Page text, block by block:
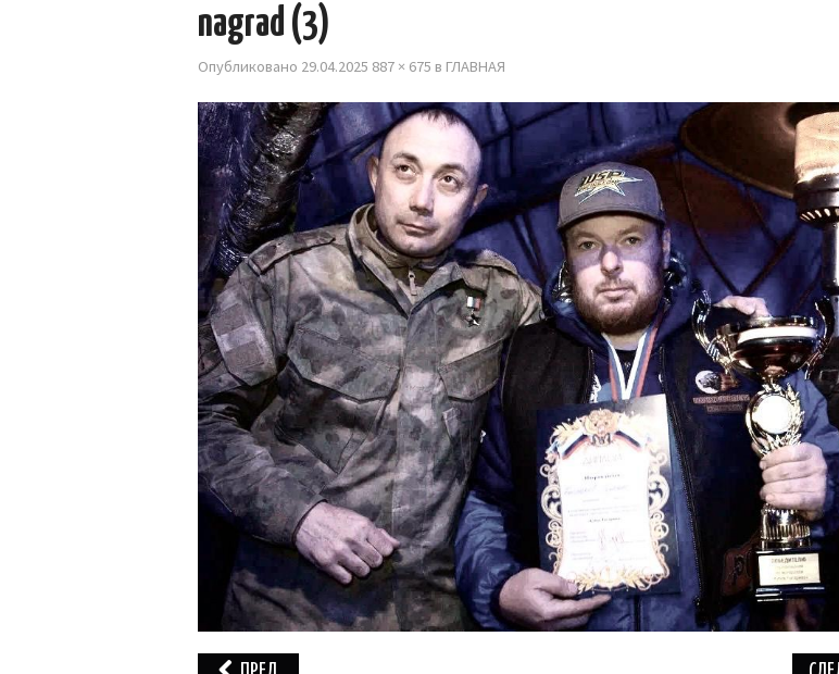
nagrad (3)
Опубликовано 29.04.2025 887 × 675 в ГЛАВНАЯ